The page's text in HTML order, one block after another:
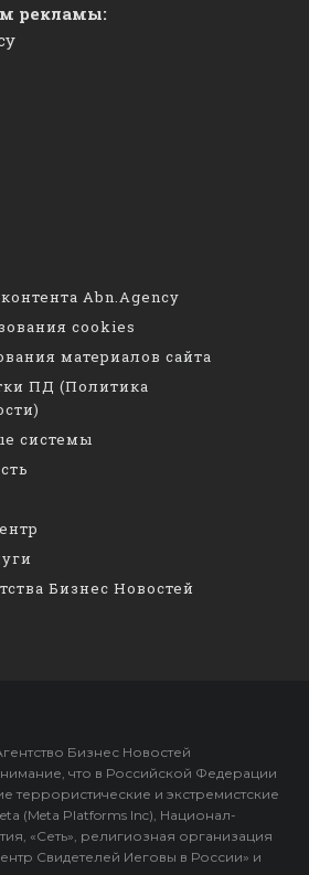
рекламы:
Abn.Agency
cookies
материалов сайта
ПД (Политика
системы
Бизнес Новостей
Бизнес Новостей
что в Российской Федерации
террористические и экстремистские
(Meta Platforms Inc), Национал-
«Сеть», религиозная организация
Свидетелей Иеговы в России» и